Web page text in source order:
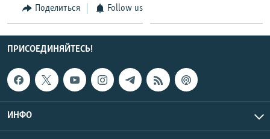
Поделиться Follow us
ПРИСОЕДИНЯЙТЕСЬ!
ИНФО